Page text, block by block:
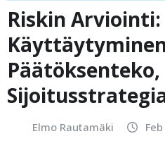
Riskin Arviointi:
Päätöksenteko,
Elmo Rautamäki